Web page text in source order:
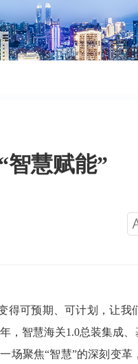
智慧赋能”
可预期、可计划，让我
，智慧海关1.0总装集成
聚焦“智慧”的深刻变革